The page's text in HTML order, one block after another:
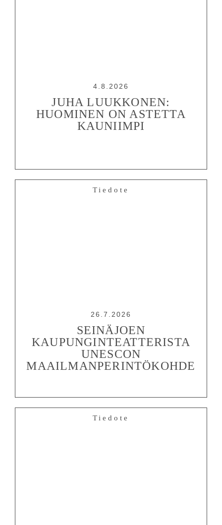
4.8.2026
JUHA LUUKKONEN:
HUOMINEN ON ASTETTA
KAUNIIMPI
Tiedote
26.7.2026
SEINÄJOEN
KAUPUNGINTEATTERISTA
UNESCON
MAAILMANPERINTÖKOHDE
Tiedote